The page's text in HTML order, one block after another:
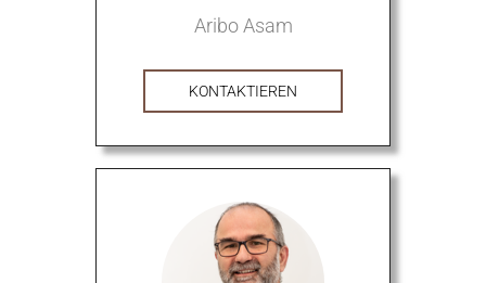
Aribo Asam
KONTAKTIEREN